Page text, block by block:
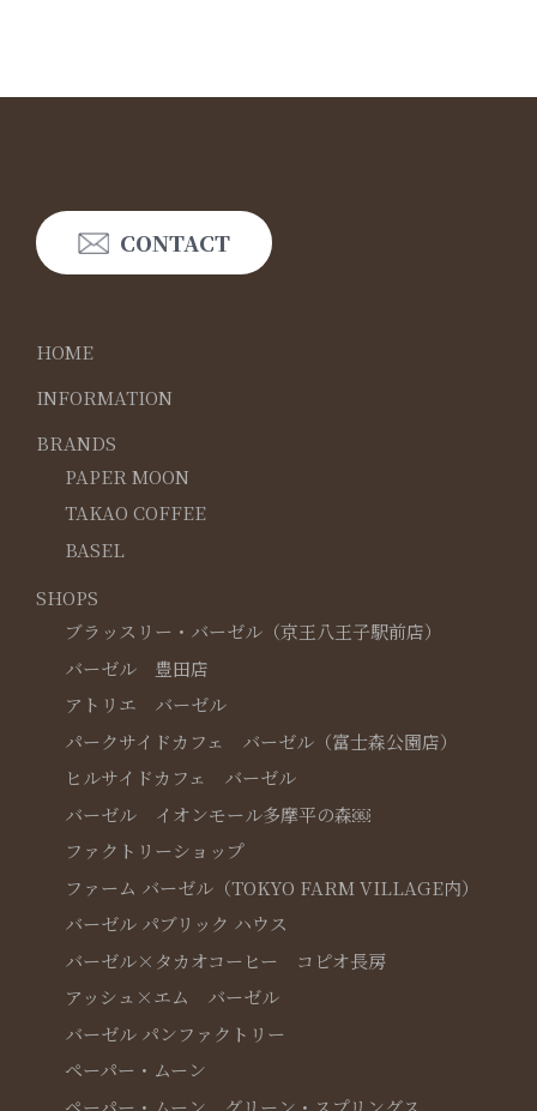
CONTACT
HOME
INFORMATION
BRANDS
PAPER MOON
TAKAO COFFEE
BASEL
SHOPS
ブラッスリー・バーゼル（京王八王子駅前店）
バーゼル 豊田店
アトリエ バーゼル
パークサイドカフェ バーゼル（富士森公園店）
ヒルサイドカフェ バーゼル
バーゼル イオンモール多摩平の森￼
ファクトリーショップ
ファーム バーゼル（TOKYO FARM VILLAGE内）
バーゼル パブリック ハウス
バーゼル×タカオコーヒー コピオ長房
アッシュ×エム バーゼル
バーゼル パンファクトリー
ペーパー・ムーン